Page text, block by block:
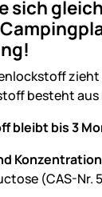
sich
besteht
bleibt bis 3
(CAS-Nr.